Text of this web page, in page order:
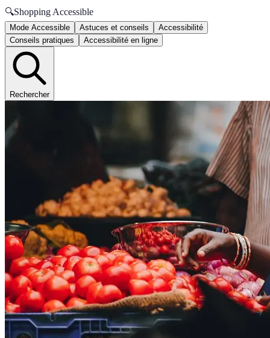
🔍Shopping Accessible
Mode Accessible Astuces et conseils
Accessibilité
Conseils pratiques
Accessibilité en ligne
Rechercher